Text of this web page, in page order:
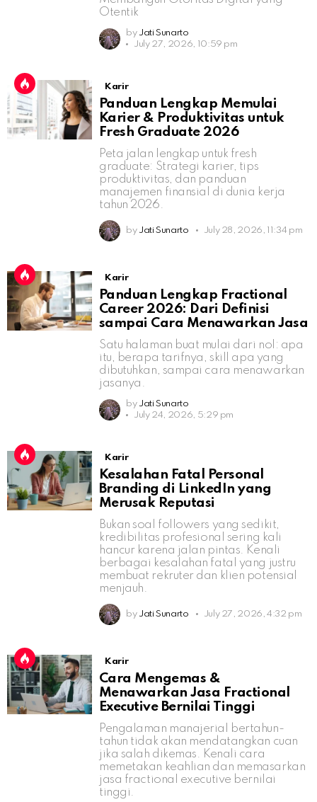
Otentik
by Jati Sunarto
July 27, 2026, 10:59 pm
Karir
Panduan Lengkap Memulai
Karier & Produktivitas untuk
Fresh Graduate 2026
Peta jalan lengkap untuk fresh
graduate: Strategi karier, tips
produktivitas, dan panduan
manajemen finansial di dunia kerja
tahun 2026.
by Jati Sunarto July 28, 2026, 11:34 pm
Karir
Panduan Lengkap Fractional
Career 2026: Dari Definisi
sampai Cara Menawarkan Jasa
Satu halaman buat mulai dari nol: apa
itu, berapa tarifnya, skill apa yang
dibutuhkan, sampai cara menawarkan
jasanya.
by Jati Sunarto
July 24, 2026, 5:29 pm
Karir
Kesalahan Fatal Personal
Branding di LinkedIn yang
Merusak Reputasi
Bukan soal followers yang sedikit,
kredibilitas profesional sering kali
hancur karena jalan pintas. Kenali
berbagai kesalahan fatal yang justru
membuat rekruter dan klien potensial
menjauh.
by Jati Sunarto July 27, 2026, 4:32 pm
Karir
Cara Mengemas &
Menawarkan Jasa Fractional
Executive Bernilai Tinggi
Pengalaman manajerial bertahun-
tahun tidak akan mendatangkan cuan
jika salah dikemas. Kenali cara
memetakan keahlian dan memasarkan
jasa fractional executive bernilai
tinggi.